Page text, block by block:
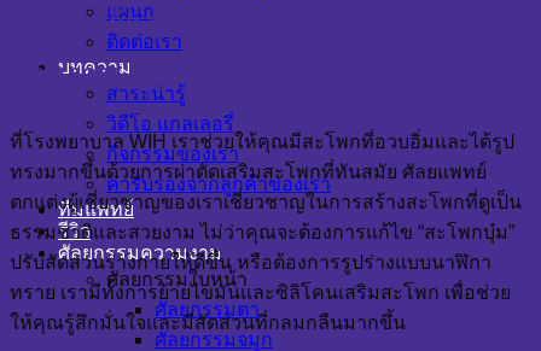
แผนก
ติดต่อเรา
บทความ
สาระน่ารู้
วิดีโอ แกลเลอรี่
กิจกรรมของเรา
คำรับรองจากลูกค้าของเรา
ทีมแพทย์
รีวิว
ศัลยกรรมความงาม
ศัลยกรรมใบหน้า
ศัลยกรรมตา
ศัลยกรรมจมูก
WIH: สร้างส่วนโค้งที่สมดุลและ
สวยงาม
ที่โรงพยาบาล WIH เราช่วยให้คุณมีสะโพกที่อวบอิ่มและได้รูป
ทรงมากขึ้นด้วยการผ่าตัดเสริมสะโพกที่ทันสมัย ศัลยแพทย์
ตกแต่งผู้เชี่ยวชาญของเราเชี่ยวชาญในการสร้างสะโพกที่ดูเป็น
ธรรมชาติและสวยงาม ไม่ว่าคุณจะต้องการแก้ไข “สะโพกบุ๋ม”
ปรับสัดส่วนร่างกายให้ดีขึ้น หรือต้องการรูปร่างแบบนาฬิกา
ทราย เรามีทั้งการย้ายไขมันและซิลิโคนเสริมสะโพก เพื่อช่วย
ให้คุณรู้สึกมั่นใจและมีสัดส่วนที่กลมกลืนมากขึ้น